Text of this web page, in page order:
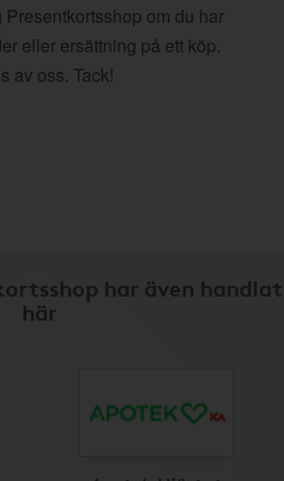
Presentkortsshop om du har
eller ersättning på ett köp.
av oss. Tack!
har även handlat
här